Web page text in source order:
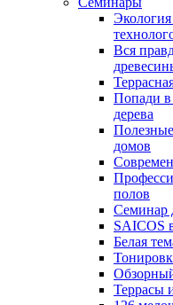
Экология
Вся
Попади в
дерева
домов
полов
Семинар
SAICOS
Белая
Террасы